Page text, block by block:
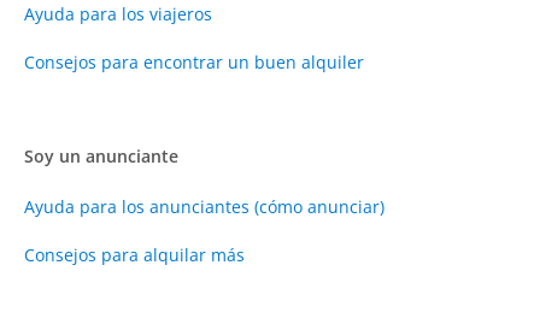
Ayuda para los viajeros
Consejos para encontrar un buen alquiler
Soy un anunciante
Ayuda para los anunciantes (cómo anunciar)
Consejos para alquilar más